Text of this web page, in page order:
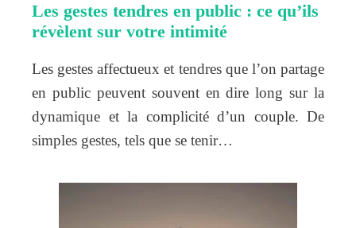
Les gestes tendres en public : ce qu’ils
révèlent sur votre intimité
Les gestes affectueux et tendres que l’on partage
en public peuvent souvent en dire long sur la
dynamique et la complicité d’un couple. De
simples gestes, tels que se tenir…